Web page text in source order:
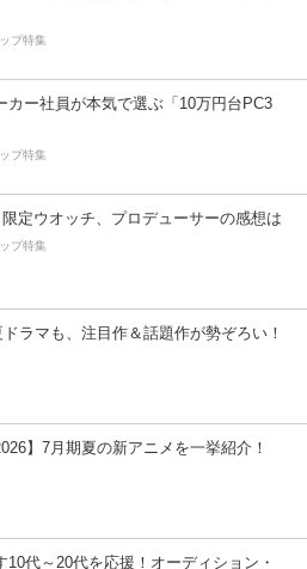
プ特集
カー社員が本気で選ぶ「10万円台PC3
プ特集
限定ウオッチ、プロデューサーの感想は
プ特集
ラマも、注目作＆話題作が勢ぞろい！
】7月期夏の新アニメを一挙紹介！
10代～20代を応援！オーディション・